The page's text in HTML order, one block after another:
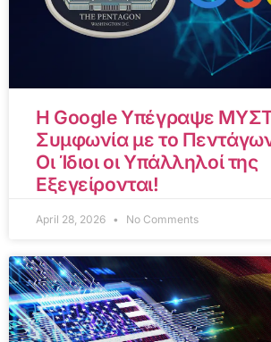
Η Google Υπέγραψε
Συμφωνία με το
Οι Ίδιοι οι Υπάλληλοί της
Εξεγείρονται!
April 28, 2026 No Comments